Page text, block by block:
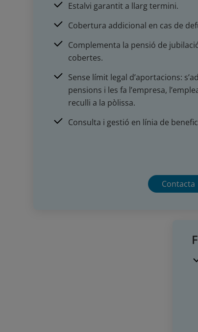
Estalvi garantit a llarg termini.
Cobertura addicional en cas de
Complementa la pensió de
cobertes.
Sense límit legal d’aportacions:
pensions i les fa l’empresa,
reculli a la pòlissa.
Consulta i gestió en línia de
Contacta